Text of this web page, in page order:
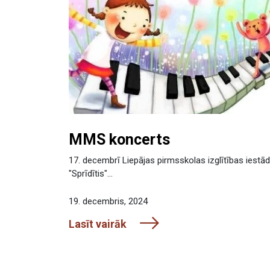
MMS koncerts
17. decembrī Liepājas pirmsskolas izglītības
"Sprīdītis"...
19. decembris, 2024
Lasīt vairāk